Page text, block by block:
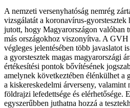
A nemzeti versenyhatóság nemrég
vizsgálatát a koronavírus-gyorstesztek
jutott, hogy Magyarországon valóban
más országokhoz viszonyítva. A
végleges jelentésében több javaslatot
a gyorstesztek magas magyarországi
értékesítési pontok bővítésének
amelynek következtében élénkülhet a
a kiskereskedelmi árverseny, valamint
földrajzi lefedettsége és elérhetősége.
egyszerűbben juthatna hozzá a